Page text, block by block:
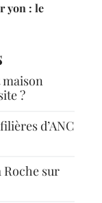
yon : le
?
d’ANC
sur